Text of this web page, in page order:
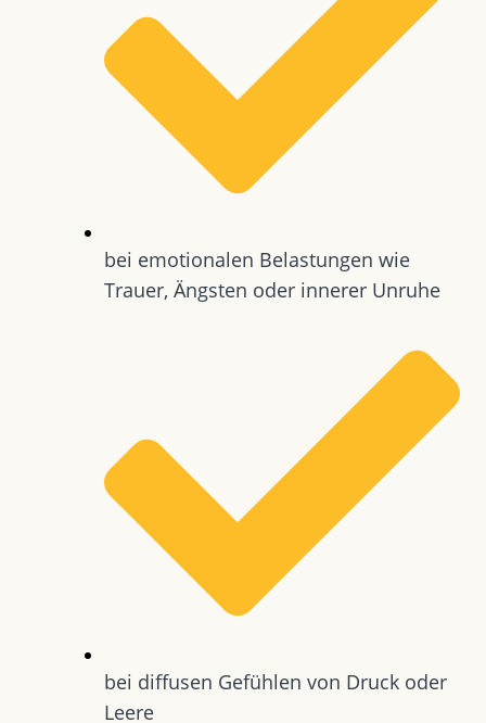
bei emotionalen Belastungen wie
Trauer, Ängsten oder innerer Unruhe
bei diffusen Gefühlen von Druck oder
Leere